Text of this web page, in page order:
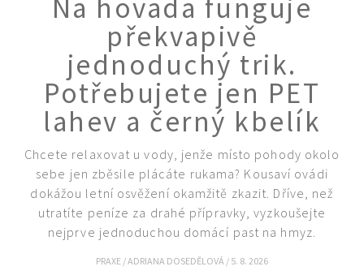
KVÍZY A TESTY
Na hovada funguje
překvapivě
jednoduchý trik.
Potřebujete jen PET
lahev a černý kbelík
Chcete relaxovat u vody, jenže místo pohody okolo
sebe jen zběsile plácáte rukama? Kousaví ovádi
dokážou letní osvěžení okamžitě zkazit. Dříve, než
utratíte peníze za drahé přípravky, vyzkoušejte
nejprve jednoduchou domácí past na hmyz.
PRAXE /ADRIANA DOSEDĚLOVÁ / 5. 8. 2026